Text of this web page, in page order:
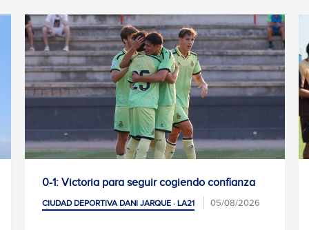
cogiendo confianza
· LA21 05/08/2026
La Escola RCDE cierra
antes de las vacaciones